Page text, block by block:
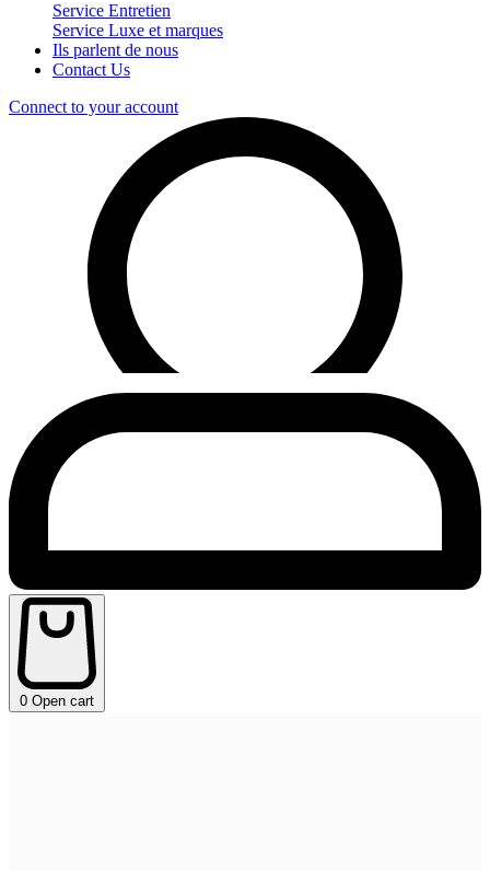
Service Entretien
Service Luxe et marques
Ils parlent de nous
Contact Us
Connect to your account
0 Open cart